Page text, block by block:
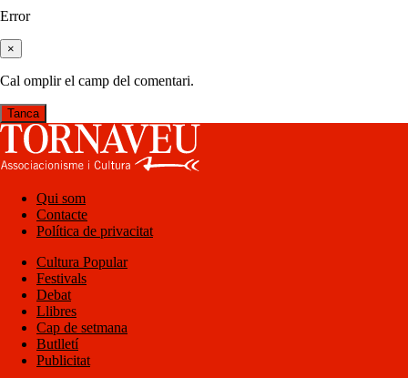
Error
×
Cal omplir el camp del comentari.
Tanca
Qui som
Contacte
Política de privacitat
Cultura Popular
Festivals
Debat
Llibres
Cap de setmana
Butlletí
Publicitat